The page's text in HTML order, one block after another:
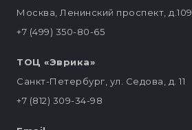
Москва, Ленинский проспект, д.109
+7 (499) 350-80-65
ТОЦ «Эврика»
Санкт-Петербург, ул. Седова, д. 11
+7 (812) 309-34-98